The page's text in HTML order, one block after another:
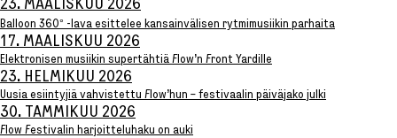
Lue uusimmat
Artikkelit
[SPOTIFY]
23. MAALISKUU 2026
Balloon 360° -lava esittelee kansainvälisen rytmimusiikin parhaita
17. MAALISKUU 2026
Elektronisen musiikin supertähtiä Flow’n Front Yardille
23. HELMIKUU 2026
Uusia esiintyjiä vahvistettu Flow’hun – festivaalin päiväjako julki
30. TAMMIKUU 2026
Flow Festivalin harjoitteluhaku on auki